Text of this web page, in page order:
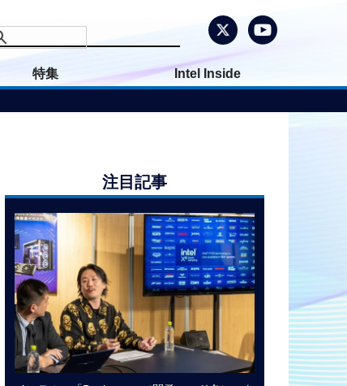
特集 Intel Inside
注目記事